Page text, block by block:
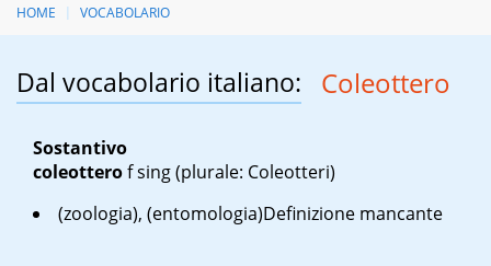
HOME VOCABOLARIO
Dal vocabolario italiano: Coleottero
Sostantivo
coleotterof sing(plurale: Coleotteri)
(zoologia), (entomologia)Definizione mancante